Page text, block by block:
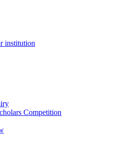
institution
Competition